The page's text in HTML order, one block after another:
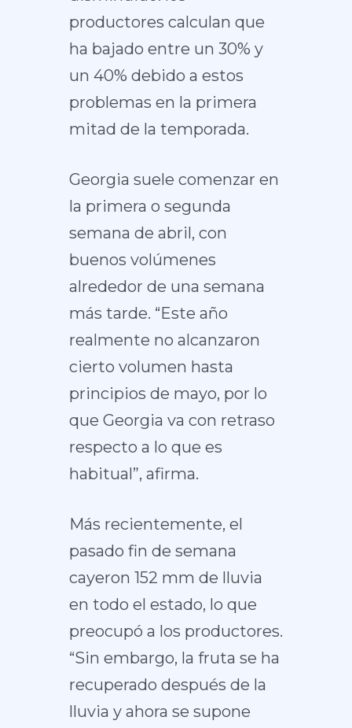
productores calculan que
ha bajado entre un 30% y
un 40% debido a estos
problemas en la primera
mitad de la temporada.
Georgia suele comenzar en
la primera o segunda
semana de abril, con
buenos volúmenes
alrededor de una semana
más tarde. “Este año
realmente no alcanzaron
cierto volumen hasta
principios de mayo, por lo
que Georgia va con retraso
respecto a lo que es
habitual”, afirma.
Más recientemente, el
pasado fin de semana
cayeron 152 mm de lluvia
en todo el estado, lo que
preocupó a los productores.
“Sin embargo, la fruta se ha
recuperado después de la
lluvia y ahora se supone